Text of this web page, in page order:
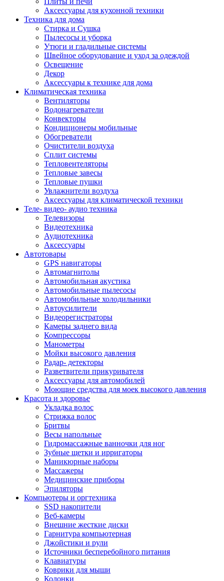
Аксессуары для кухонной техники
Техника для дома
Стирка и Сушка
Пылесосы и уборка
Утюги и гладильные системы
Швейное оборудование и уход за одеждой
Освещение
Декор
Аксессуары к технике для дома
Климатическая техника
Вентиляторы
Водонагреватели
Конвекторы
Кондиционеры мобильные
Обогреватели
Очистители воздуха
Сплит системы
Тепловентеляторы
Тепловые завесы
Тепловые пушки
Увлажнители воздуха
Аксессуары для климатической техники
Теле- видео- аудио техника
Телевизоры
Видеотехника
Аудиотехника
Аксессуары
Автотовары
GPS навигаторы
Автомагнитолы
Автомобильная акустика
Автомобильные пылесосы
Автомобильные холодильники
Автоусилители
Видеорегистраторы
Камеры заднего вида
Компрессоры
Манометры
Мойки высокого давления
Радар- детекторы
Разветвители прикуривателя
Аксессуары для автомобилей
Моющие средства для моек высокого давления
Красота и здоровье
Укладка волос
Стрижка волос
Бритвы
Весы напольные
Гидромассажные ванночки для ног
Зубные щетки и ирригаторы
Маникюрные наборы
Массажеры
Медицинские приборы
Эпиляторы
Компьютеры и оргтехника
SSD накопители
Веб-камеры
Внешние жесткие диски
Гарнитура компьютерная
Джойстики и рули
Источники бесперебойного питания
Клавиатуры
Коврики для мыши
Колонки